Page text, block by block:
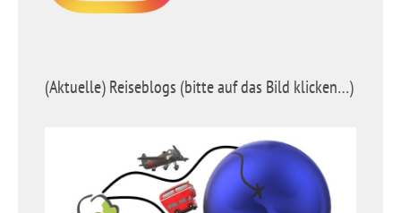
(Aktuelle) Reiseblogs (bitte auf das Bild klicken…)